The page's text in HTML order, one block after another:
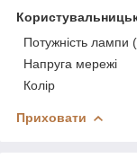
Потужність лампи
Напруга мережі
Колір
Приховати